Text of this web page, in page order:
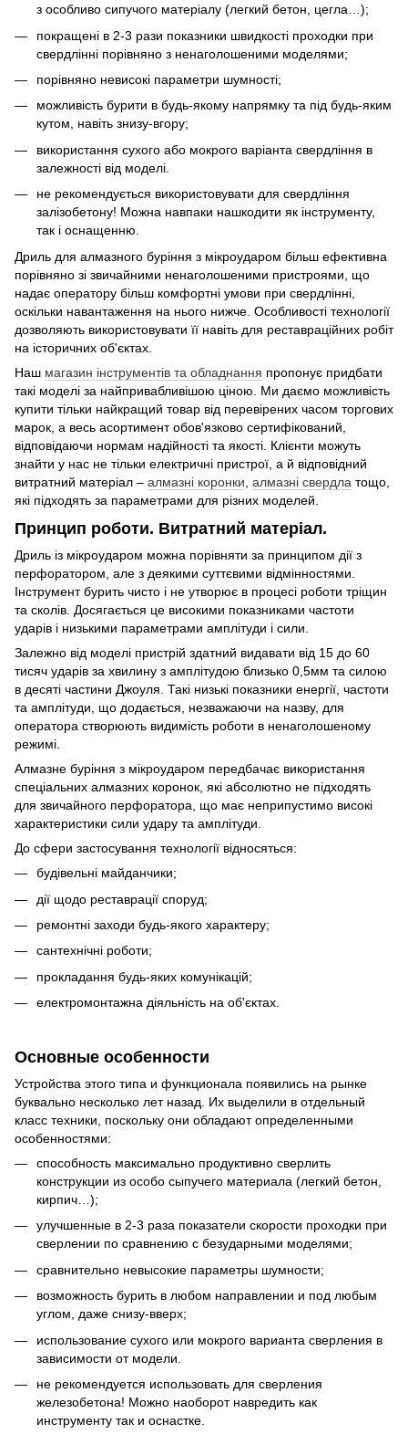
з особливо сипучого матеріалу (легкий бетон, цегла…);
покращені в 2-3 рази показники швидкості проходки при
свердлінні порівняно з ненаголошеними моделями;
порівняно невисокі параметри шумності;
можливість бурити в будь-якому напрямку та під будь-яким
кутом, навіть знизу-вгору;
використання сухого або мокрого варіанта свердління в
залежності від моделі.
не рекомендується використовувати для свердління
залізобетону! Можна навпаки нашкодити як інструменту,
так і оснащенню.
Дриль для алмазного буріння з мікроударом більш ефективна
порівняно зі звичайними ненаголошеними пристроями, що
надає оператору більш комфортні умови при свердлінні,
оскільки навантаження на нього нижче. Особливості технології
дозволяють використовувати її навіть для реставраційних робіт
на історичних об'єктах.
Наш магазин інструментів та обладнання пропонує придбати
такі моделі за найпривабливішою ціною. Ми даємо можливість
купити тільки найкращий товар від перевірених часом торгових
марок, а весь асортимент обов'язково сертифікований,
відповідаючи нормам надійності та якості. Клієнти можуть
знайти у нас не тільки електричні пристрої, а й відповідний
витратний матеріал – алмазні коронки алмазні свердла тощо,
які підходять за параметрами для різних моделей.
Принцип роботи. Витратний матеріал.
Дриль із мікроударом можна порівняти за принципом дії з
перфоратором, але з деякими суттєвими відмінностями.
Інструмент бурить чисто і не утворює в процесі роботи тріщин
та сколів. Досягається це високими показниками частоти
ударів і низькими параметрами амплітуди і сили.
Залежно від моделі пристрій здатний видавати від 15 до 60
тисяч ударів за хвилину з амплітудою близько 0,5мм та силою
в десяті частини Джоуля. Такі низькі показники енергії, частоти
та амплітуди, що додається, незважаючи на назву, для
оператора створюють видимість роботи в ненаголошеному
режимі.
Алмазне буріння з мікроударом передбачає використання
спеціальних алмазних коронок, які абсолютно не підходять
для звичайного перфоратора, що має неприпустимо високі
характеристики сили удару та амплітуди.
До сфери застосування технології відносяться:
будівельні майданчики;
дії щодо реставрації споруд;
ремонтні заходи будь-якого характеру;
сантехнічні роботи;
прокладання будь-яких комунікацій;
електромонтажна діяльність на об'єктах.
Основные особенности
Устройства этого типа и функционала появились на рынке
буквально несколько лет назад. Их выделили в отдельный
класс техники, поскольку они обладают определенными
особенностями:
способность максимально продуктивно сверлить
конструкции из особо сыпучего материала (легкий бетон,
кирпич…);
улучшенные в 2-3 раза показатели скорости проходки при
сверлении по сравнению с безударными моделями;
сравнительно невысокие параметры шумности;
возможность бурить в любом направлении и под любым
углом, даже снизу-вверх;
использование сухого или мокрого варианта сверления в
зависимости от модели.
не рекомендуется использовать для сверления
железобетона! Можно наоборот навредить как
инструменту так и оснастке.